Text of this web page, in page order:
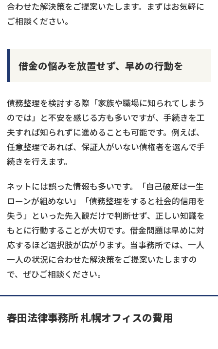
合わせた解決策をご提案いたします。まずはお気軽に
ご相談ください。
借金の悩みを放置せず、早めの行動を
債務整理を検討する際「家族や職場に知られてしまう
のでは」と不安を感じる方も多いですが、手続きを工
夫すれば知られずに進めることも可能です。例えば、
任意整理であれば、保証人がいない債権者を選んで手
続きを行えます。
ネットには誤った情報も多いです。「自己破産は一生
ローンが組めない」「債務整理をすると社会的信用を
失う」といった先入観だけで判断せず、正しい知識を
もとに行動することが大切です。借金問題は早めに対
応するほど選択肢が広がります。当事務所では、一人
一人の状況に合わせた解決策をご提案いたしますの
で、ぜひご相談ください。
春田法律事務所 札幌オフィスの費用